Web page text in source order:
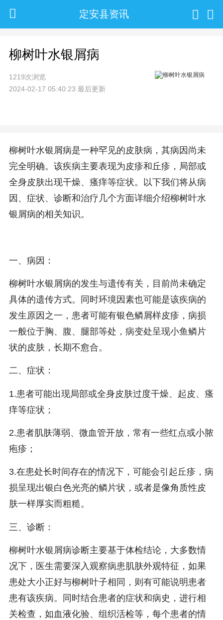
定安县资讯
柳树叶水银屑病
1219次浏览
2024-02-17 05:40:23 最后更新
柳树叶水银屑病是一种罕见的皮肤病，其病因尚未
完全明确。该疾病主要表现为皮疹和丘疹，局部或
全身皮肤出现干燥、瘙痒等症状。以下我们将从病
因、症状、诊断和治疗几个方面详细介绍柳树叶水
银屑病的相关知识。
一、病因：
柳树叶水银屑病的发生与遗传有关，目前尚未确定
具体的遗传方式。同时环境因素也可能是该疾病的
发生原因之一，患者可能有银色鳞屑样皮疹，病损
一般位于胸、腹、腿部等处，病变处呈现小鱼鳞片
状的皮肤，长期不愈合。
二、症状：
1.患者可能出现局部或全身皮肤过度干燥、起皮、瘙
痒等症状；
2.患者肌肤薄弱、微血管开放，常有一些红点或小脓
疱疹；
3.在患处长时间存在的情况下，可能会引起丘疹，病
损呈现出银白色光亮的鳞片状，或者是像角质性皮
肤一样厚实而粗糙。
三、诊断：
柳树叶水银屑病诊断主要基于体检结论，大多数情
况下，医生需要深入观察病患肌肤外观特征，如果
患处大小正好与柳树叶子相同，则有可能说明患者
患有该疾病。同时结合患者的症状和病史，进行相
关检查，如血液化验、组织活检等，每个患者的情